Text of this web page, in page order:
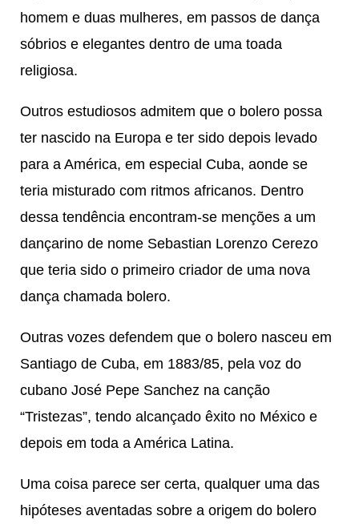
homem e duas mulheres, em passos de dança
sóbrios e elegantes dentro de uma toada
religiosa.
Outros estudiosos admitem que o bolero possa
ter nascido na Europa e ter sido depois levado
para a América, em especial Cuba, aonde se
teria misturado com ritmos africanos. Dentro
dessa tendência encontram-se menções a um
dançarino de nome Sebastian Lorenzo Cerezo
que teria sido o primeiro criador de uma nova
dança chamada bolero.
Outras vozes defendem que o bolero nasceu em
Santiago de Cuba, em 1883/85, pela voz do
cubano José Pepe Sanchez na canção
“Tristezas”, tendo alcançado êxito no México e
depois em toda a América Latina.
Uma coisa parece ser certa, qualquer uma das
hipóteses aventadas sobre a origem do bolero